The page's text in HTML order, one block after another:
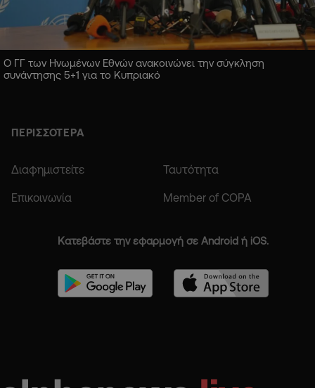
Ο ΓΓ των Ηνωμένων Εθνών ανακοινώνει την σύγκληση
συνάντησης 5+1 για το Κυπριακό
ΠΕΡΙΣΣΟΤΕΡΑ
Διαφημιστείτε Ταυτότητα
Επικοινωνία Member of COPA
Κατεβάστε την εφαρμογή σε Android ή iOS.